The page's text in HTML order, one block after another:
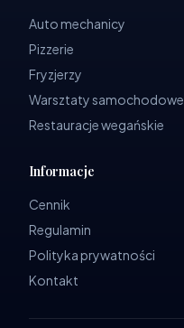
Auto mechanicy
Pizzerie
Fryzjerzy
Warsztaty samochodowe
Restauracje wegańskie
Informacje
Cennik
Regulamin
Polityka prywatności
Kontakt